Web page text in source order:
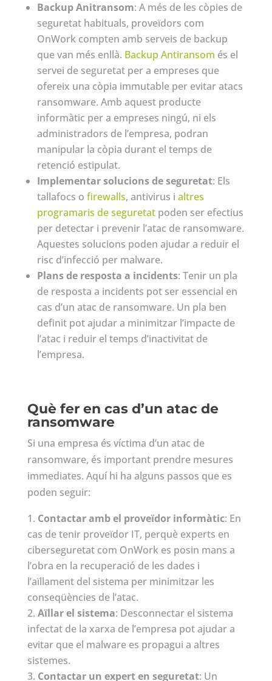
Backup Anitransom: A més de les còpies de
seguretat habituals, proveïdors com
OnWork compten amb serveis de backup
que van més enllà. Backup Antiransom és el
servei de seguretat per a empreses que
ofereix una còpia immutable per evitar atacs
ransomware. Amb aquest producte
informàtic per a empreses ningú, ni els
administradors de l’empresa, podran
manipular la còpia durant el temps de
retenció estipulat.
Implementar solucions de seguretat: Els
tallafocs o firewalls, antivirus i altres
programaris de seguretatpoden ser efectius
per detectar i prevenir l’atac de ransomware.
Aquestes solucions poden ajudar a reduir el
risc d’infecció per malware.
Plans de resposta a incidents: Tenir un pla
de resposta a incidents pot ser essencial en
cas d’un atac de ransomware. Un pla ben
definit pot ajudar a minimitzar l’impacte de
l’atac i reduir el temps d’inactivitat de
l’empresa.
Què fer en cas d’un atac de
ransomware
Si una empresa és víctima d’un atac de
ransomware, és important prendre mesures
immediates. Aquí hi ha alguns passos que es
poden seguir:
Contactar amb el proveïdor informàtic: En
cas de tenir proveïdor IT, perquè experts en
ciberseguretat com OnWork es posin mans a
l’obra en la recuperació de les dades i
l’aïllament del sistema per minimitzar les
conseqüències de l’atac.
Aïllar el sistema: Desconnectar el sistema
infectat de la xarxa de l’empresa pot ajudar a
evitar que el malware es propagui a altres
sistemes.
Contactar un expert en seguretat: Un